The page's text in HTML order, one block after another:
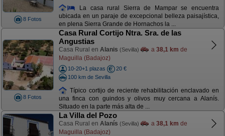
8 Fotos
La casa rural Sierra de Mampar se encuentra
ubicada en un paraje de excepcional belleza paisajística,
en plena Sierra Grande de Hornachos la ...
8 Fotos
Casa Rural Cortijo Ntra. Sra. de las
Angustias
Casa Rural en Alanis (Sevilla) a 38,1 km de
Maguilla (Badajoz)
10-20+1 plazas
20 €
100 km de Sevilla
Típico cortijo de reciente rehabilitación enclavado en
una finca con guindos y olivos muy cercana a Alanís.
Situado en la parte más alta de ...
La Villa del Pozo
Casa Rural en Alanís (Sevilla) a 38,1 km de
Maguilla (Badajoz)